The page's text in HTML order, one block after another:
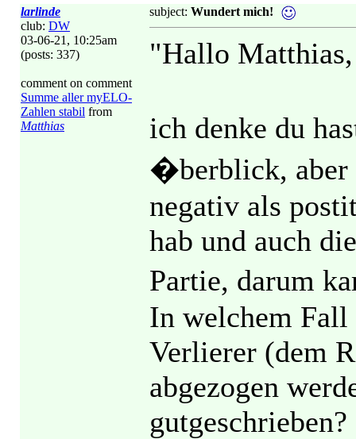
larlinde
club: DW
03-06-21, 10:25am
(posts: 337)
comment on comment
Summe aller myELO-
Zahlen stabil from
Matthias
subject: Wundert mich!
"Hallo Matthias,
ich denke du
�berblick, aber
negativ als
hab und auch
Partie, darum
In welchem Fall
Verlierer (dem
abgezogen
gutgeschrieben?